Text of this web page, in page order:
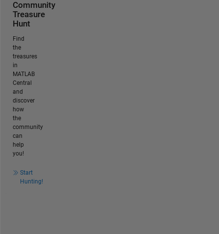
Community
Treasure
Hunt
Find
the
treasures
in
MATLAB
Central
and
discover
how
the
community
can
help
you!
Start
Hunting!